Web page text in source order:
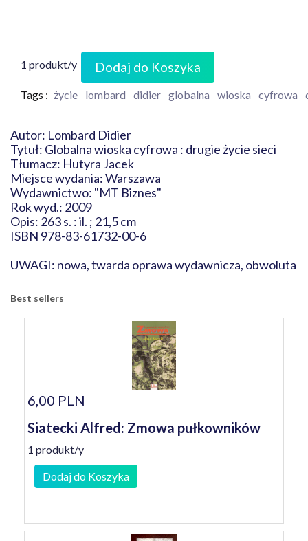
1 produkt/y Dodaj do Koszyka
Tags : życie lombard didier globalna wioska cyfrowa
Autor: Lombard Didier
Tytuł: Globalna wioska cyfrowa : drugie życie sieci
Tłumacz: Hutyra Jacek
Miejsce wydania: Warszawa
Wydawnictwo: "MT Biznes"
Rok wyd.: 2009
Opis: 263 s. : il. ; 21,5 cm
ISBN 978-83-61732-00-6
UWAGI: nowa, twarda oprawa wydawnicza, obwoluta
Best sellers
6,00 PLN
Siatecki Alfred: Zmowa pułkowników
1 produkt/y
Dodaj do Koszyka